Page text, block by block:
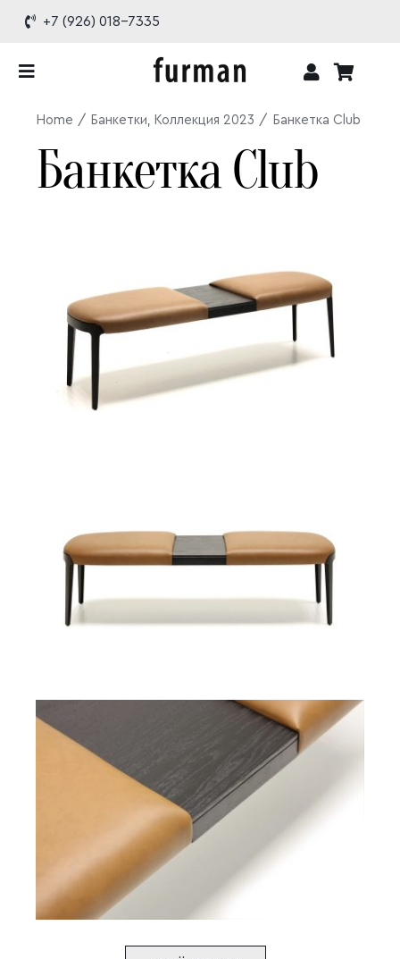
content
+7 (926) 018-7335
Toggle
Каталог
Проекты
Доставка и оплата
Контакты
Home Банкетки Коллекция 2023 Банкетка Club
Банкетка Club